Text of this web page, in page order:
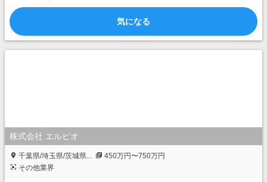
気になる
株式会社 エルピオ
千葉県/埼玉県/茨城県...
450万円〜750万円
その他業界